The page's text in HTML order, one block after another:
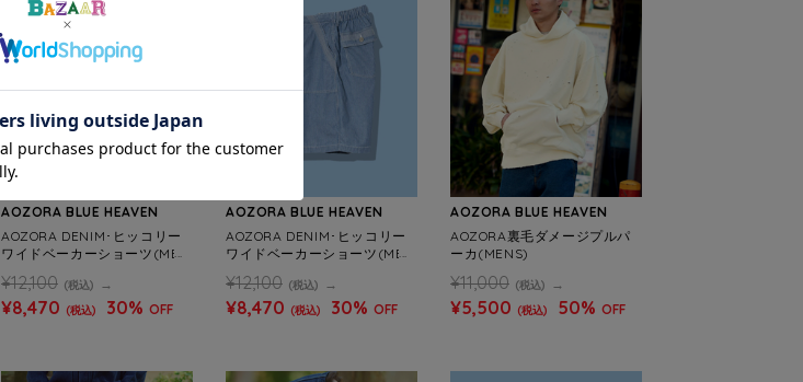
AOZORA BLUE HEAVEN
AOZORA DENIM･ヒッコリー
ワイドベーカーショーツ(MEN
¥12,100 (税込)
¥8,470 (税込) 30% OFF
AOZORA BLUE HEAVEN
AOZORA DENIM･ヒッコリー
ワイドベーカーショーツ(MEN
¥12,100 (税込)
¥8,470 (税込) 30% OFF
AOZORA BLUE HEAVEN
AOZORA裏毛ダメージプルパ
ーカ(MENS)
¥11,000 (税込)
¥5,500 (税込) 50% OFF